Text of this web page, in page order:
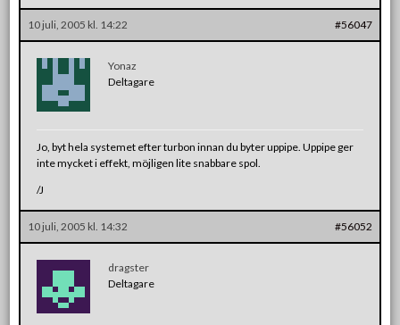
10 juli, 2005 kl. 14:22 #56047
Yonaz
Deltagare
Jo, byt hela systemet efter turbon innan du byter uppipe. Uppipe ger
inte mycket i effekt, möjligen lite snabbare spol.
/J
10 juli, 2005 kl. 14:32 #56052
dragster
Deltagare